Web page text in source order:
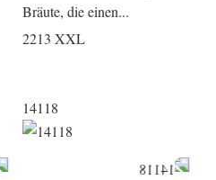
Bräute, die einen...
2213 XXL
14118